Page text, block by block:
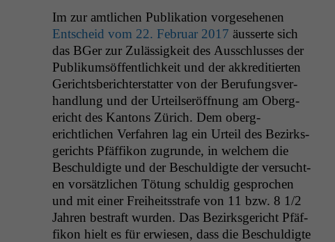
Im zur amtlichen Pub­lika­tion vorge­se­henen
Entscheid vom 22. Feb­ru­ar 2017 äusserte sich
das BGer zur Zuläs­sigkeit des Auss­chlusses der
Pub­likum­söf­fentlichkeit und der akkred­i­tierten
Gerichts­berichter­stat­ter von der Beru­fungsver­
hand­lung und der Urteilseröff­nung am Oberg­
ericht des Kan­tons Zürich. Dem oberg­
erichtlichen Ver­fahren lag ein Urteil des Bezirks­
gerichts Pfäf­fikon zugrunde, in welchem die
Beschuldigte und der Beschuldigte der ver­sucht­
en vorsät­zlichen Tötung schuldig gesprochen
und mit ein­er Frei­heitsstrafe von 11 bzw. 8 1/2
Jahren bestraft wur­den. Das Bezirks­gericht Pfäf­
fikon hielt es für erwiesen, dass die Beschuldigte